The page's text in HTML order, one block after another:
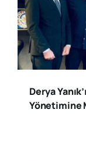
Derya
Yönetimine